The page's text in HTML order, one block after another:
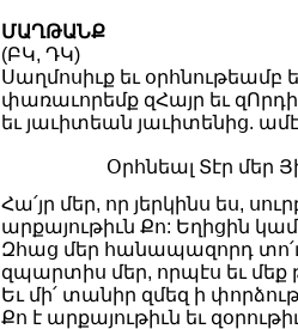
ՄԱՂԹԱՆՔ
(ԲԿ, ԴԿ)
Սաղմոսիւք եւ օրհնութեամբ
փառաւորեմք զՀայր եւ զՈրդի
եւ յաւիտեան յաւիտենից.
Օրհնեալ Տէր մեր
Հա՛յր մեր, որ յերկինս ես,
արքայութիւն Քո: Եղիցին
Զհաց մեր հանապազորդ
զպարտիս մեր, որպէս եւ
Եւ մի՛ տանիր զմեզ ի
Քո է արքայութիւն եւ